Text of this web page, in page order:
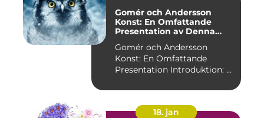
Gomér och Andersson
Konst: En Omfattande
Presentation av Denna
Gomér och Andersson
Konst: En Omfattande
Presentation Introduktion: ...
18. jan